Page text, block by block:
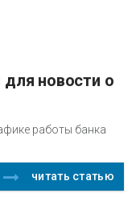
работы банка
читать статью